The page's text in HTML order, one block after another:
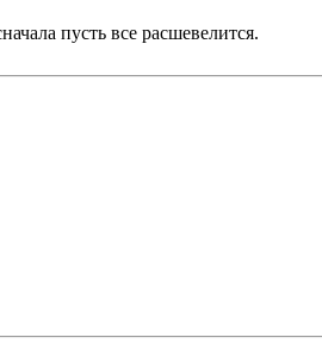
пусть все расшевелится.